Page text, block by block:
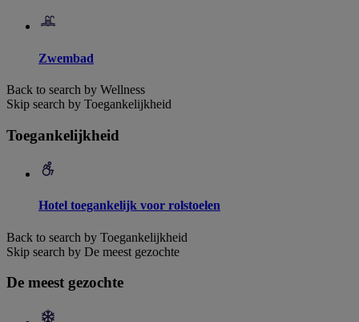
Zwembad
Back to search by Wellness
Skip search by Toegankelijkheid
Toegankelijkheid
Hotel toegankelijk voor rolstoelen
Back to search by Toegankelijkheid
Skip search by De meest gezochte
De meest gezochte